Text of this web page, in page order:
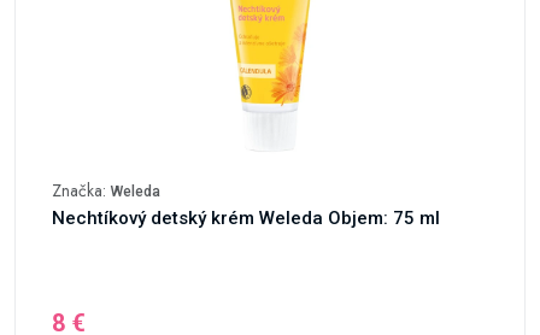
Značka: Weleda
Nechtíkový detský krém Weleda Objem: 75 ml
8 €